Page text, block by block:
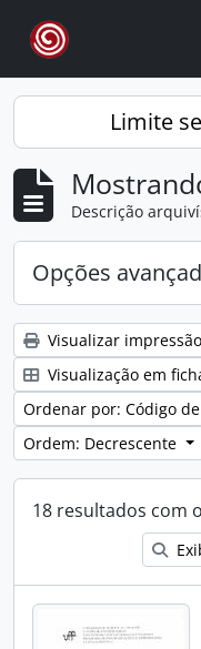
Skip to main content
Limite
Descrição
Opções
Visualizar impressão
Visualização em
Ordenar por: Código
Ordem: Decrescente
18 resultados com